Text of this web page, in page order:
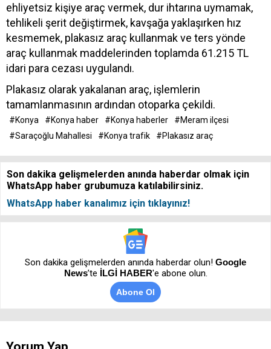
ehliyetsiz kişiye araç vermek, dur ihtarına uymamak,
tehlikeli şerit değiştirmek, kavşağa yaklaşırken hız
kesmemek, plakasız araç kullanmak ve ters yönde
araç kullanmak maddelerinden toplamda 61.215 TL
idari para cezası uygulandı.
Plakasız olarak yakalanan araç, işlemlerin
tamamlanmasının ardından otoparka çekildi.
#Konya #Konya haber #Konya haberler
#Meram ilçesi
#Saraçoğlu Mahallesi
#Konya trafik #Plakasız araç
Son dakika gelişmelerden anında haberdar olmak için
WhatsApp haber grubumuza katılabilirsiniz.
WhatsApp haber kanalımız için tıklayınız!
Son dakika gelişmelerden anında haberdar olun! Google
News’te İLGİ HABER'e abone olun.
Abone Ol